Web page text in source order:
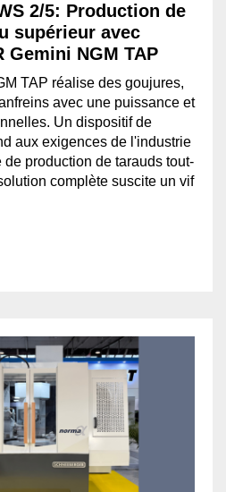
2/5: Production de
supérieur avec
Gemini NGM TAP
TAP réalise des goujures,
avec une puissance et
Un dispositif de
aux exigences de l'industrie
production de tarauds tout-
complète suscite un vif